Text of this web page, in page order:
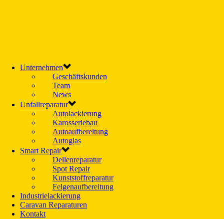
Unternehmen
Geschäftskunden
Team
News
Unfallreparatur
Autolackierung
Karosseriebau
Autoaufbereitung
Autoglas
Smart Repair
Dellenreparatur
Spot Repair
Kunststoffreparatur
Felgenaufbereitung
Industrielackierung
Caravan Reparaturen
Kontakt